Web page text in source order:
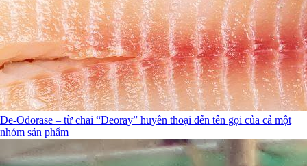
De-Odorase – từ chai “Deoray” huyền thoại đến tên gọi của cả một
nhóm sản phẩm